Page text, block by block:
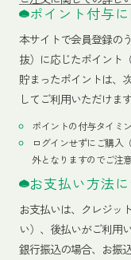
ポイント付与
本サイトで会員登録の
抜）に応じたポイント
貯まったポイントは、
してご利用いただけます
ポイントの付与タイミ
ログインせずにご購入
外となりますのでご注
お支払い方法
お支払いは、クレジッ
い）、後払いがご利用
銀行振込の場合、お振